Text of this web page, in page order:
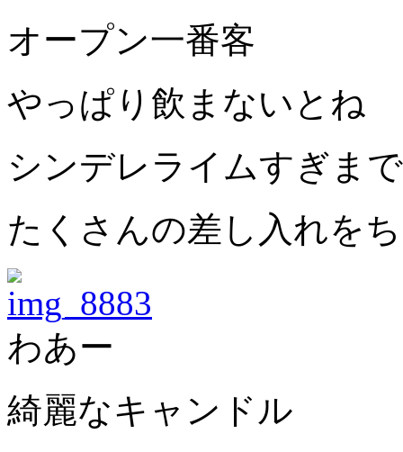
オープン一番客
やっぱり飲まないとね
シンデレライムすぎま
たくさんの差し入れを
わあー
綺麗なキャンドル